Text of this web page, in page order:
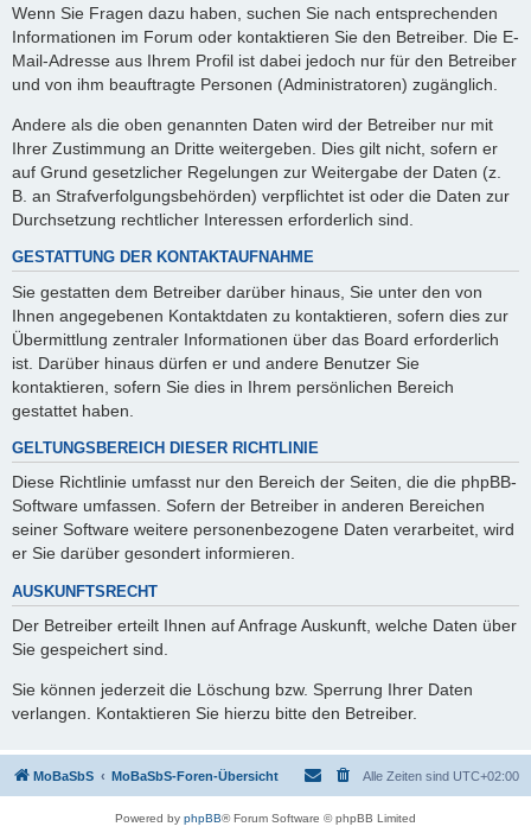
Wenn Sie Fragen dazu haben, suchen Sie nach entsprechenden
Informationen im Forum oder kontaktieren Sie den Betreiber. Die E-
Mail-Adresse aus Ihrem Profil ist dabei jedoch nur für den Betreiber
und von ihm beauftragte Personen (Administratoren) zugänglich.
Andere als die oben genannten Daten wird der Betreiber nur mit
Ihrer Zustimmung an Dritte weitergeben. Dies gilt nicht, sofern er
auf Grund gesetzlicher Regelungen zur Weitergabe der Daten (z.
B. an Strafverfolgungsbehörden) verpflichtet ist oder die Daten zur
Durchsetzung rechtlicher Interessen erforderlich sind.
GESTATTUNG DER KONTAKTAUFNAHME
Sie gestatten dem Betreiber darüber hinaus, Sie unter den von
Ihnen angegebenen Kontaktdaten zu kontaktieren, sofern dies zur
Übermittlung zentraler Informationen über das Board erforderlich
ist. Darüber hinaus dürfen er und andere Benutzer Sie
kontaktieren, sofern Sie dies in Ihrem persönlichen Bereich
gestattet haben.
GELTUNGSBEREICH DIESER RICHTLINIE
Diese Richtlinie umfasst nur den Bereich der Seiten, die die phpBB-
Software umfassen. Sofern der Betreiber in anderen Bereichen
seiner Software weitere personenbezogene Daten verarbeitet, wird
er Sie darüber gesondert informieren.
AUSKUNFTSRECHT
Der Betreiber erteilt Ihnen auf Anfrage Auskunft, welche Daten über
Sie gespeichert sind.
Sie können jederzeit die Löschung bzw. Sperrung Ihrer Daten
verlangen. Kontaktieren Sie hierzu bitte den Betreiber.
MoBaSbS MoBaSbS-Foren-Übersicht Alle Zeiten sind UTC+02:00
Powered by phpBB® Forum Software © phpBB Limited